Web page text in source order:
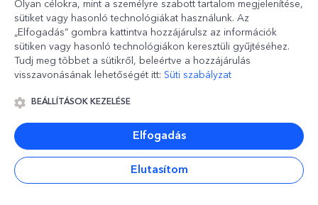
megfelelőt!
Hivatalos licenc
személyre szabott
ajándékok – FC Rapid
1923 Bukarest
Az igazi szurkolók számára
termékekből álló kollekciót
Személyre szabott
színes bőr pénztárcák
Elengedhetetlen, klasszikus
mindenkinek!
Olyan célokra, mint a személyre szabott tartalom megjelenítése,
sütiket vagy hasonló technológiákat használunk. Az
„Elfogadás” gombra kattintva hozzájárulsz az információk
sütiken vagy hasonló technológiákon keresztüli gyűjtéséhez.
Tudj meg többet a sütikről, beleértve a hozzájárulás
visszavonásának lehetőségét itt: Süti szabályzat
BEÁLLÍTÁSOK KEZELÉSE
Elfogadás
Elutasítom